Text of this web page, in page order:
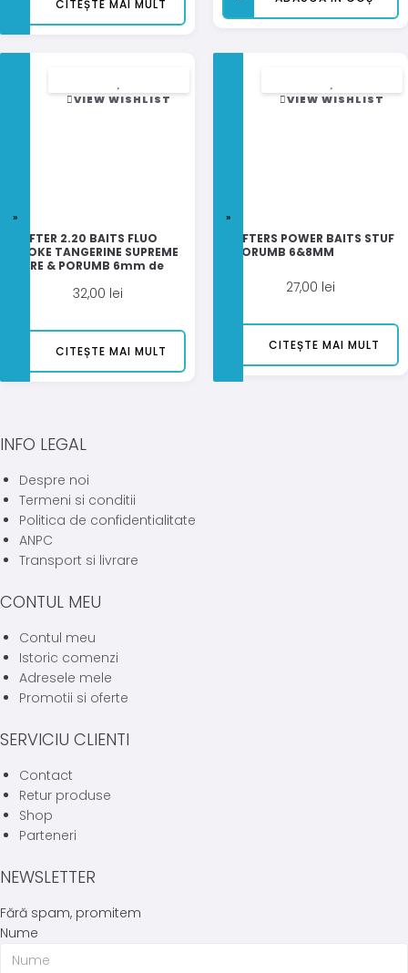
CITEȘTE MAI MULT
VIEW WISHLIST
WAFTER 2.20 BAITS FLUO
SMOKE TANGERINE SUPREME
MIERE & PORUMB 6mm de
32,00 lei
CITEȘTE MAI MULT
VIEW WISHLIST
WAFTERS POWER BAITS STUF
& PORUMB 6&8MM
27,00 lei
CITEȘTE MAI MULT
INFO LEGAL
Despre noi
Termeni si conditii
Politica de confidentialitate
ANPC
Transport si livrare
CONTUL MEU
Contul meu
Istoric comenzi
Adresele mele
Promotii si oferte
SERVICIU CLIENTI
Contact
Retur produse
Shop
Parteneri
NEWSLETTER
Fără spam, promitem
Nume